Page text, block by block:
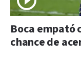
Boca empató
chance de